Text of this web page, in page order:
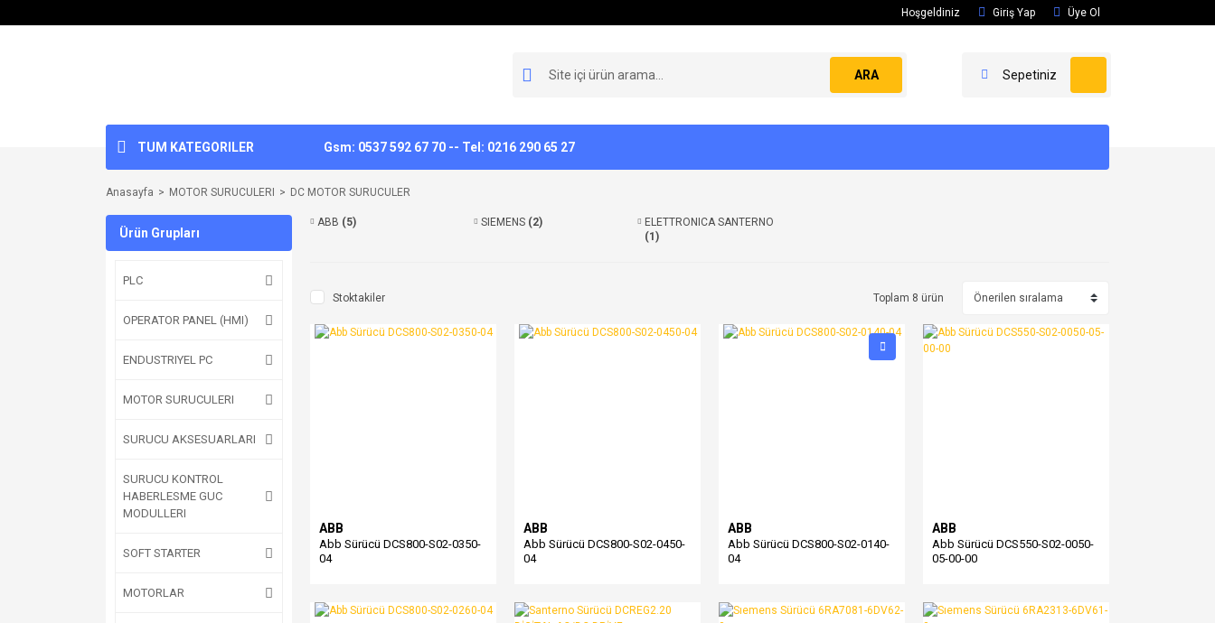
Hoşgeldiniz Giriş Yap Üye Ol
ARA Sepetiniz
TUM KATEGORILER Gsm: 0537 592 67 70 -- Tel: 0216 290 65 27
Anasayfa MOTOR SURUCULERI DC MOTOR SURUCULER
Ürün Grupları
PLC
OPERATOR PANEL (HMI)
ENDUSTRIYEL PC
MOTOR SURUCULERI
SURUCU AKSESUARLARI
SURUCU KONTROL
HABERLESME GUC
MODULLERI
SOFT STARTER
MOTORLAR
ABB (5) SIEMENS (2)
ELETTRONICA SANTERNO
(1)
Stoktakiler Toplam 8 ürün
ABB
Abb Sürücü DCS800-S02-0350-
04
ABB
Abb Sürücü DCS800-S02-0450-
04
ABB
Abb Sürücü DCS800-S02-0140-
04
ABB
Abb Sürücü DCS550-S02-0050-
05-00-00